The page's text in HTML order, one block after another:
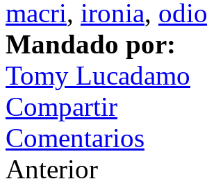
macri, ironia, odio
Mandado por:
Tomy Lucadamo
Compartir
Comentarios
Anterior